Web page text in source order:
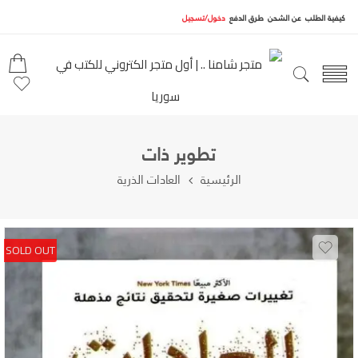
كيفية الطلب عن الشحن طرق الدفع دخول/تسجيل
تطوير ذات
الرئيسية العادات الذرية
SOLD OUT